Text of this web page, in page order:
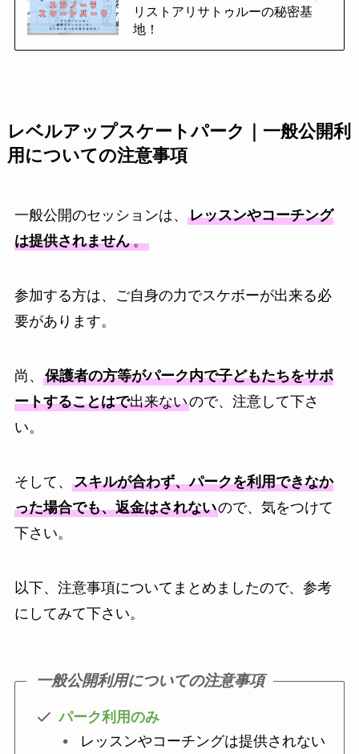
リストアリサトゥルーの秘密基
地！
レベルアップスケートパーク｜一般公開利
用についての注意事項
一般公開のセッションは、 レッスンやコーチング
は提供されません 。
参加する方は、ご自身の力でスケボーが出来る必
要があります。
尚、 保護者の方等がパーク内で子どもたちをサポ
ートすることはで出来ないので、注意して下さ
い。
そして、 スキルが合わず、パークを利用できなか
った場合でも、返金はされないので、気をつけて
下さい。
以下、注意事項についてまとめましたので、参考
にしてみて下さい。
一般公開利用についての注意事項
パーク利用のみ
レッスンやコーチングは提供されない